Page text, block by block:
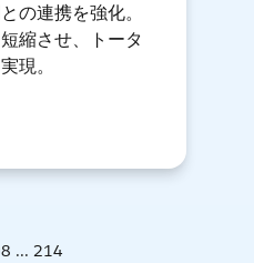
の連携を強化。
縮させ、トータ
現。
... 214